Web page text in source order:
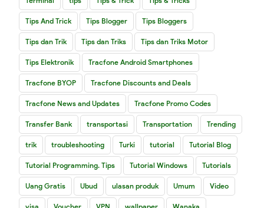
Tips And Trick Tips Blogger Tips Bloggers
Tips dan Trik Tips dan Triks Tips dan Triks Motor
Tips Elektronik Tracfone Android Smartphones
Tracfone BYOP Tracfone Discounts and Deals
Tracfone News and Updates Tracfone Promo Codes
Transfer Bank transportasi Transportation Trending
trik troubleshooting Turki tutorial Tutorial Blog
Tutorial Programming. Tips Tutorial Windows Tutorials
Uang Gratis Ubud ulasan produk Umum Video